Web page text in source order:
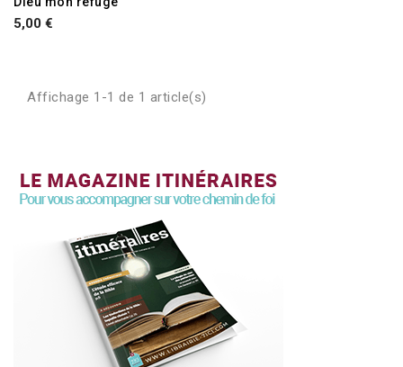
5,00 €
Affichage 1-1 de 1 article(s)